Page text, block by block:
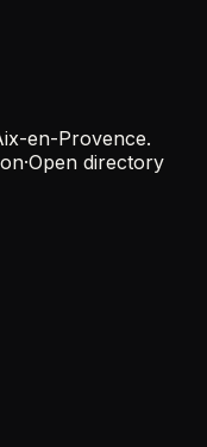
en-Provence.
·Open directory